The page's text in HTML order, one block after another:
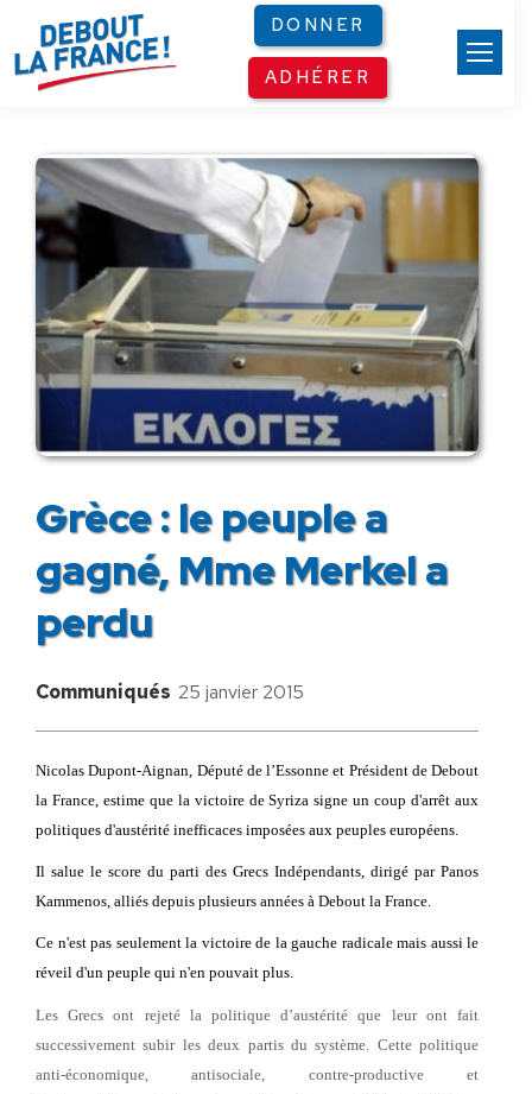
DONNER
ADHÉRER
Grèce : le peuple a
gagné, Mme Merkel a
perdu
Communiqués 25 janvier 2015
Nicolas Dupont-Aignan, Député de l’Essonne et Président de Debout
la France, estime que la victoire de Syriza signe un coup d'arrêt aux
politiques d'austérité inefficaces imposées aux peuples européens.
Il salue le score du parti des Grecs Indépendants, dirigé par Panos
Kammenos, alliés depuis plusieurs années à Debout la France.
Ce n'est pas seulement la victoire de la gauche radicale mais aussi le
réveil d'un peuple qui n'en pouvait plus.
Les Grecs ont rejeté la politique d’austérité que leur ont fait
successivement subir les deux partis du système. Cette politique
anti-économique, antisociale, contre-productive et
Panneau de gestion des cookies